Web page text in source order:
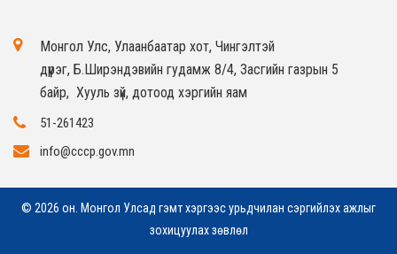
Монгол Улс, Улаанбаатар хот, Чингэлтэй
дүүрэг, Б.Ширэндэвийн гудамж 8/4, Засгийн газрын 5
байр, Хууль зүй, дотоод хэргийн яам
51-261423
info@cccp.gov.mn
© 2026 он. Монгол Улсад гэмт хэргээс урьдчилан сэргийлэх ажлыг
зохицуулах зөвлөл